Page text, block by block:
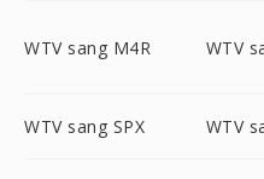
WTV sang M4R WTV
WTV sang SPX WTV